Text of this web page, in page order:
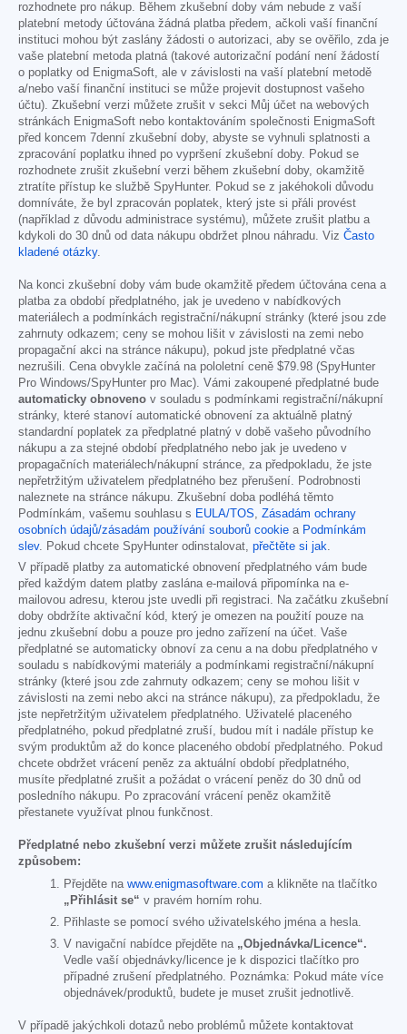
rozhodnete pro nákup. Během zkušební doby vám nebude z vaší
platební metody účtována žádná platba předem, ačkoli vaší finanční
instituci mohou být zaslány žádosti o autorizaci, aby se ověřilo, zda je
vaše platební metoda platná (takové autorizační podání není žádostí
o poplatky od EnigmaSoft, ale v závislosti na vaší platební metodě
a/nebo vaší finanční instituci se může projevit dostupnost vašeho
účtu). Zkušební verzi můžete zrušit v sekci Můj účet na webových
stránkách EnigmaSoft nebo kontaktováním společnosti EnigmaSoft
před koncem 7denní zkušební doby, abyste se vyhnuli splatnosti a
zpracování poplatku ihned po vypršení zkušební doby. Pokud se
rozhodnete zrušit zkušební verzi během zkušební doby, okamžitě
ztratíte přístup ke službě SpyHunter. Pokud se z jakéhokoli důvodu
domníváte, že byl zpracován poplatek, který jste si přáli provést
(například z důvodu administrace systému), můžete zrušit platbu a
kdykoli do 30 dnů od data nákupu obdržet plnou náhradu. Viz Často
kladené otázky.
Na konci zkušební doby vám bude okamžitě předem účtována cena a
platba za období předplatného, jak je uvedeno v nabídkových
materiálech a podmínkách registrační/nákupní stránky (které jsou zde
zahrnuty odkazem; ceny se mohou lišit v závislosti na zemi nebo
propagační akci na stránce nákupu), pokud jste předplatné včas
nezrušili. Cena obvykle začíná na pololetní ceně $79.98 (SpyHunter
Pro Windows/SpyHunter pro Mac). Vámi zakoupené předplatné bude
automaticky obnoveno v souladu s podmínkami registrační/nákupní
stránky, které stanoví automatické obnovení za aktuálně platný
standardní poplatek za předplatné platný v době vašeho původního
nákupu a za stejné období předplatného nebo jak je uvedeno v
propagačních materiálech/nákupní stránce, za předpokladu, že jste
nepřetržitým uživatelem předplatného bez přerušení. Podrobnosti
naleznete na stránce nákupu. Zkušební doba podléhá těmto
Podmínkám, vašemu souhlasu s EULA/TOS, Zásadám ochrany
osobních údajů/zásadám používání souborů cookie a Podmínkám
slev. Pokud chcete SpyHunter odinstalovat, přečtěte si jak.
V případě platby za automatické obnovení předplatného vám bude
před každým datem platby zaslána e-mailová připomínka na e-
mailovou adresu, kterou jste uvedli při registraci. Na začátku zkušební
doby obdržíte aktivační kód, který je omezen na použití pouze na
jednu zkušební dobu a pouze pro jedno zařízení na účet. Vaše
předplatné se automaticky obnoví za cenu a na dobu předplatného v
souladu s nabídkovými materiály a podmínkami registrační/nákupní
stránky (které jsou zde zahrnuty odkazem; ceny se mohou lišit v
závislosti na zemi nebo akci na stránce nákupu), za předpokladu, že
jste nepřetržitým uživatelem předplatného. Uživatelé placeného
předplatného, pokud předplatné zruší, budou mít i nadále přístup ke
svým produktům až do konce placeného období předplatného. Pokud
chcete obdržet vrácení peněz za aktuální období předplatného,
musíte předplatné zrušit a požádat o vrácení peněz do 30 dnů od
posledního nákupu. Po zpracování vrácení peněz okamžitě
přestanete využívat plnou funkčnost.
Předplatné nebo zkušební verzi můžete zrušit následujícím
způsobem:
Přejděte na www.enigmasoftware.com a klikněte na tlačítko
„Přihlásit se“ v pravém horním rohu.
Přihlaste se pomocí svého uživatelského jména a hesla.
V navigační nabídce přejděte na „Objednávka/Licence“.
Vedle vaší objednávky/licence je k dispozici tlačítko pro
případné zrušení předplatného. Poznámka: Pokud máte více
objednávek/produktů, budete je muset zrušit jednotlivě.
V případě jakýchkoli dotazů nebo problémů můžete kontaktovat